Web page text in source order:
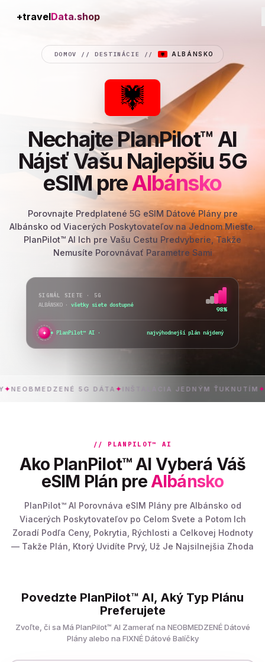
+travelConnection
DOMOV //DESTINÁCIE // ALBÁNSKO
Nechajte PlanPilot™ AI
Nájsť Vašu Najlepšiu 5G
eSIM preAlbánsko
Porovnajte Predplatené 5G eSIM Dátové Plány pre
Albánsko od Viacerých Poskytovateľov na Jednom Mieste.
PlanPilot™ AI Ich pre Vašu Cestu Predvyberie, Takže
Nemusíte Porovnávať Parametre Sami
SIGNÁL SIETE · 5G
ALBÁNSKO· prepínam sieť...
76%
✦ PlanPilot™ AI · overujem okamž
5G DÁTA ✦ INŠTALÁCIA JEDNÝM ŤUKNUTÍM✦
// PLANPILOT™ AI
Ako PlanPilot™ AI Vyberá Váš
eSIM Plán preAlbánsko
PlanPilot™ AI Porovnáva eSIM Plány pre Albánsko od
Viacerých Poskytovateľov po Celom Svete a Potom Ich
Zoradí Podľa Ceny, Pokrytia, Rýchlosti a Celkovej Hodnoty
— Takže Plán, Ktorý Uvidíte Prvý, Už Je Najsilnejšia Zhoda
Povedzte PlanPilot™ AI, Aký Typ Plánu
Preferujete
Zvoľte, či sa Má PlanPilot™ AI Zamerať na NEOBMEDZENÉ Dátové
Plány alebo na FIXNÉ Dátové Balíčky